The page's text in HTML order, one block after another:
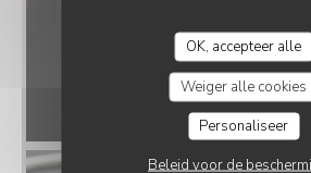
OK, accepteer alle
Weiger alle cookies
Personaliseer
Beleid voor de